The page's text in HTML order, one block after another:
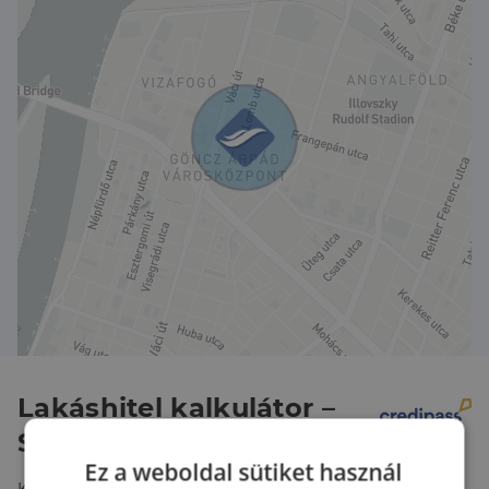
kórház, orvosi rendelő, gyógyszertár, bank,
kormányablak, kávézó, Tesco, Aldi, Spar, virágüzlet,
edzőterem), közlekedés szempontjából is kiváló,
mivel a metró, buszok (távolsági is!), 1-es villamos
csupán néhány perc távolságra vannak.
Lakáshitel kalkulátor –
Spórolj velünk!
Ez a weboldal sütiket használ